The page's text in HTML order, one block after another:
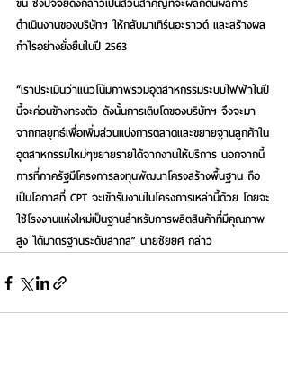
ดำเนินงานของบริษัทฯ ให้กลับมาเทิร์นอะราวด์ และสร้างผล
กำไรอย่างยั่งยืนในปี 2563
“เราประเมินว่าแนวโน้มภาพรวมอุตสาหกรรมระบบไฟฟ้าในปี
นี้จะค่อนข้างทรงตัว ดังนั้นการเติบโตของบริษัทฯ จึงจะมา
จากกลยุทธ์เพื่อเพิ่มส่วนแบ่งการตลาดและขยายฐานลูกค้าใน
อุตสาหกรรมใหม่ๆขยายรายได้จากงานให้บริการ นอกจากนี้
การที่ภาครัฐมีโครงการลงทุนพัฒนาโครงสร้างพื้นฐาน ถือ
เป็นโอกาสที่ CPT จะเข้ารับงานในโครงการเหล่านี้ด้วย โดยจะ
ใช้โรงงานแห่งใหม่เป็นฐานสำหรับการผลิตสินค้าที่มีคุณภาพ
สูง ได้มาตรฐานระดับสากล” นายชัยยศ กล่าว